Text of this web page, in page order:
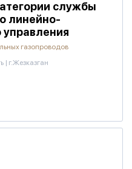
службы
линейно-
управления
газопроводов
| г.Жезказган